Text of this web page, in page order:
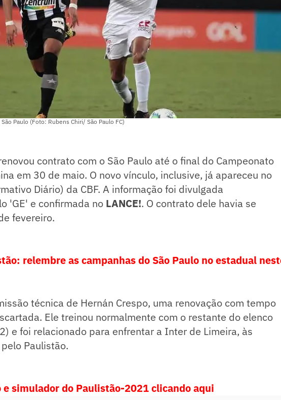
Paulo (Foto: Rubens Chiri/ São Paulo FC)
contrato com o São Paulo até o final do Campeonato
em 30 de maio. O novo vínculo, inclusive, já apareceu no
Diário) da CBF. A informação foi divulgada
'GE' e confirmada no LANCE!. O contrato dele havia se
fevereiro.
relembre as campanhas do São Paulo no estadual
técnica de Hernán Crespo, uma renovação com tempo
Ele treinou normalmente com o restante do elenco
e foi relacionado para enfrentar a Inter de Limeira, às
Paulistão.
e simulador do Paulistão-2021 clicando aqui